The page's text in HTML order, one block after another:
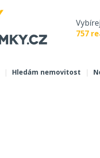
757
| Hledám nemovitost |